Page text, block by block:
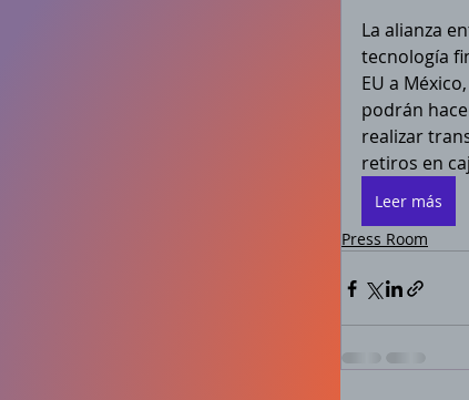
La alianza
tecnología
EU a
podrán
realizar
retiros en
Leer más
Press Room